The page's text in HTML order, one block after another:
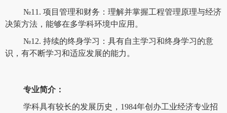
№11. 项目管理和财务：理解并掌握工程管理原理与经济
决策方法，能够在多学科环境中应用。
№12. 持续的终身学习：具有自主学习和终身学习的意
识，有不断学习和适应发展的能力。
专业简介：
学科具有较长的发展历史，1984年创办工业经济专业招